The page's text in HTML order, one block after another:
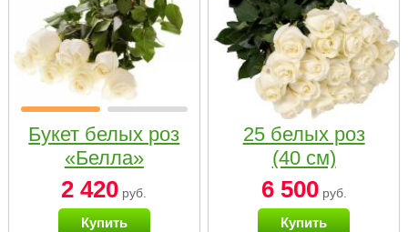
Букет белых роз
«Белла»
2 420 руб.
Купить
25 белых роз
(40 см)
6 500руб.
Купить